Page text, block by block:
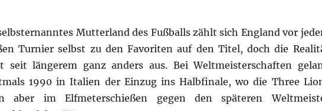
Mutterland des Fußballs zählt sich England vor
Turnier selbst zu den Favoriten auf den Titel, doch die
seit längerem ganz anders aus. Bei Weltmeisterschaften
1990 in Italien der Einzug ins Halbfinale, wo die Three
aber im Elfmeterschießen gegen den späteren